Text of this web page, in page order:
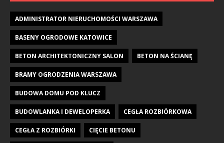
ADMINISTRATOR NIERUCHOMOŚCI WARSZAWA
BASENY OGRODOWE KATOWICE
BETON ARCHITEKTONICZNY SALON BETON NA ŚCIANĘ
BRAMY OGRODZENIA WARSZAWA
BUDOWA DOMU POD KLUCZ
BUDOWLANKA I DEWELOPERKA CEGŁA ROZBIÓRKOWA
CEGŁA Z ROZBIÓRKI CIĘCIE BETONU